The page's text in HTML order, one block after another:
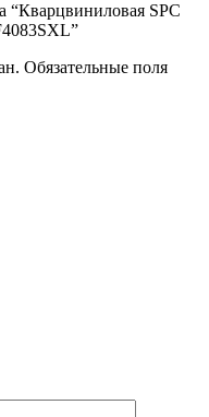
“Кварцвиниловая SPC
Обязательные поля